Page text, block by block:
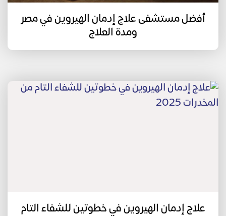
أفضل مستشفى علاج إدمان الهيروين في مصر
ومدة العلاج
علاج إدمان الهيروين في خطوتين للشفاء التام